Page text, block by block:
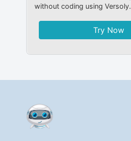
without coding using Versoly.
Try Now